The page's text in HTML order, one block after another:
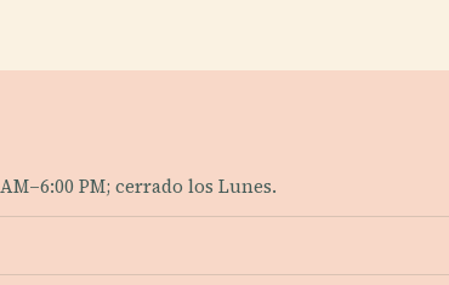
PM; cerrado los Lunes.